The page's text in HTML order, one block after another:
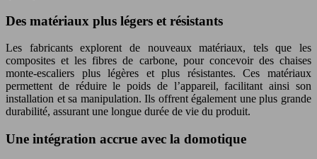
Des matériaux plus légers et résistants
Les fabricants explorent de nouveaux matériaux, tels que les
composites et les fibres de carbone, pour concevoir des chaises
monte-escaliers plus légères et plus résistantes. Ces matériaux
permettent de réduire le poids de l’appareil, facilitant ainsi son
installation et sa manipulation. Ils offrent également une plus grande
durabilité, assurant une longue durée de vie du produit.
Une intégration accrue avec la domotique